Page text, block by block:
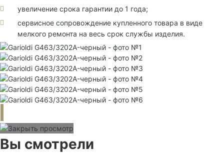
увеличение срока гарантии до 1 года;
сервисное сопровождение купленного товара в виде
мелкого ремонта на весь срок службы изделия.
Вы смотрели